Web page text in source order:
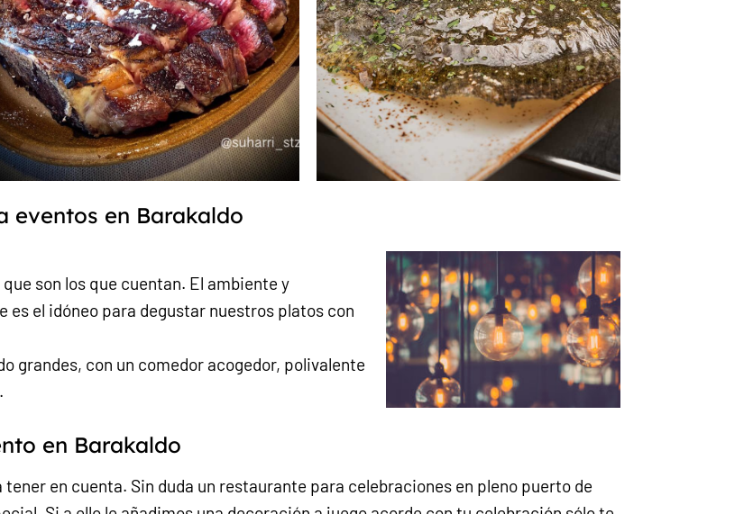
eventos en Barakaldo
son los que cuentan. El ambiente y
es el idóneo para degustar nuestros platos con
grandes, con un comedor acogedor, polivalente
en Barakaldo
en cuenta. Sin duda un restaurante para celebraciones en pleno puerto de